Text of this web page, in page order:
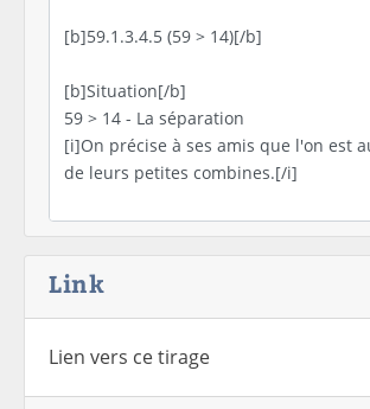
Link
Lien vers ce tirage